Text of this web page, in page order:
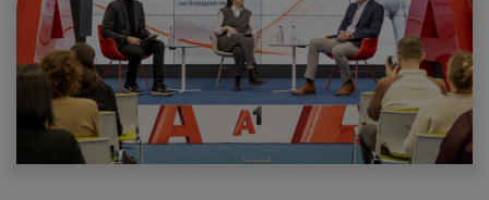
Приватни Деловни
Поддршка
Надополни кредит